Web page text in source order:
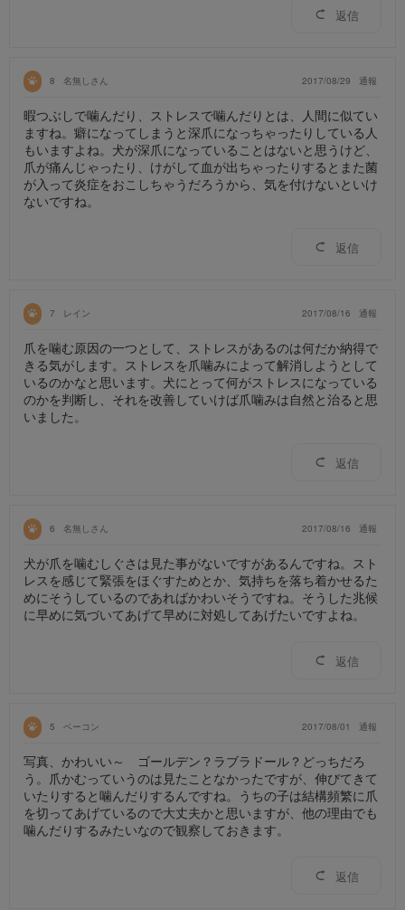
返信
8 名無しさん 2017/08/29 通報
暇つぶしで噛んだり、ストレスで噛んだりとは、人間に似てい
ますね。癖になってしまうと深爪になっちゃったりしている人
もいますよね。犬が深爪になっていることはないと思うけど、
爪が痛んじゃったり、けがして血が出ちゃったりするとまた菌
が入って炎症をおこしちゃうだろうから、気を付けないといけ
ないですね。
返信
7 レイン 2017/08/16 通報
爪を噛む原因の一つとして、ストレスがあるのは何だか納得で
きる気がします。ストレスを爪噛みによって解消しようとして
いるのかなと思います。犬にとって何がストレスになっている
のかを判断し、それを改善していけば爪噛みは自然と治ると思
いました。
返信
6 名無しさん 2017/08/16 通報
犬が爪を噛むしぐさは見た事がないですがあるんですね。スト
レスを感じて緊張をほぐすためとか、気持ちを落ち着かせるた
めにそうしているのであればかわいそうですね。そうした兆候
に早めに気づいてあげて早めに対処してあげたいですよね。
返信
5 ベーコン 2017/08/01 通報
写真、かわいい～ ゴールデン？ラブラドール？どっちだろ
う。爪かむっていうのは見たことなかったですが、伸びてきて
いたりすると噛んだりするんですね。うちの子は結構頻繁に爪
を切ってあげているので大丈夫かと思いますが、他の理由でも
噛んだりするみたいなので観察しておきます。
返信